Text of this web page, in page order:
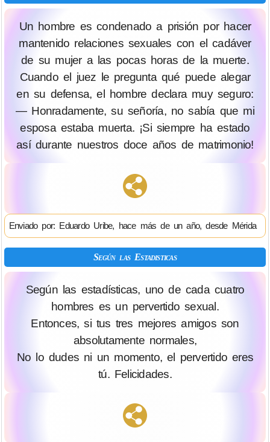
Un hombre es condenado a prisión por hacer
mantenido relaciones sexuales con el cadáver
de su mujer a las pocas horas de la muerte.
Cuando el juez le pregunta qué puede alegar
en su defensa, el hombre declara muy seguro:
— Honradamente, su señoría, no sabía que mi
esposa estaba muerta. ¡Si siempre ha estado
así durante nuestros doce años de matrimonio!
Enviado por: Eduardo Uribe, hace más de un año, desde Mérida
Según las Estadisticas
Según las estadísticas, uno de cada cuatro
hombres es un pervertido sexual.
Entonces, si tus tres mejores amigos son
absolutamente normales,
No lo dudes ni un momento, el pervertido eres
tú. Felicidades.